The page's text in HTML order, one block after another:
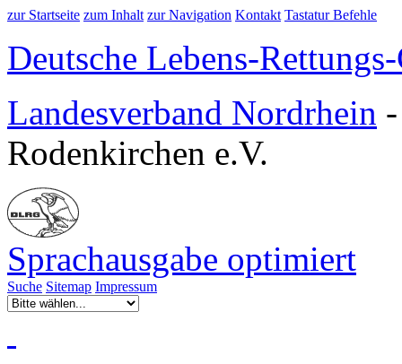
zur Startseite zum Inhalt zur Navigation Kontakt Tastatur Befehle
Deutsche Lebens-
Landesverband Nordrhein
Rodenkirchen e.V.
Sprachausgabe optimiert
Suche Sitemap Impressum